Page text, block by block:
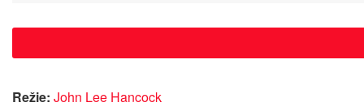
Režie: John Lee Hancock